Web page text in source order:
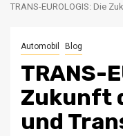
TRANS-EUROLOGIS: Die
Automobil Blog
TRANS-
Zukunft
und